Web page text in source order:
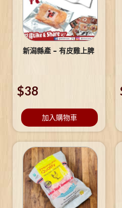
新潟縣產 – 有皮雞上脾
$38
加入購物車